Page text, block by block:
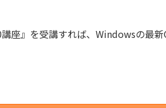
座』を受講すれば、Windowsの最